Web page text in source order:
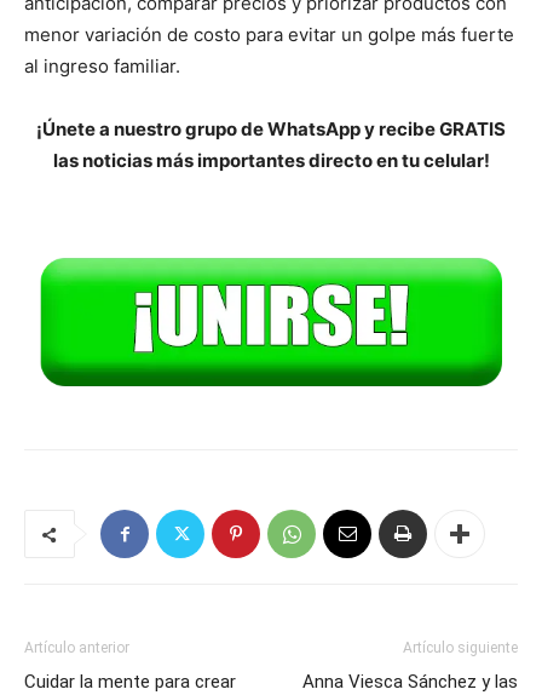
menor variación de costo para evitar un golpe más fuerte
al ingreso familiar.
¡Únete a nuestro grupo de WhatsApp y recibe GRATIS
las noticias más importantes directo en tu celular!
Artículo anterior
Cuidar la mente para crear
Artículo siguiente
Anna Viesca Sánchez y las